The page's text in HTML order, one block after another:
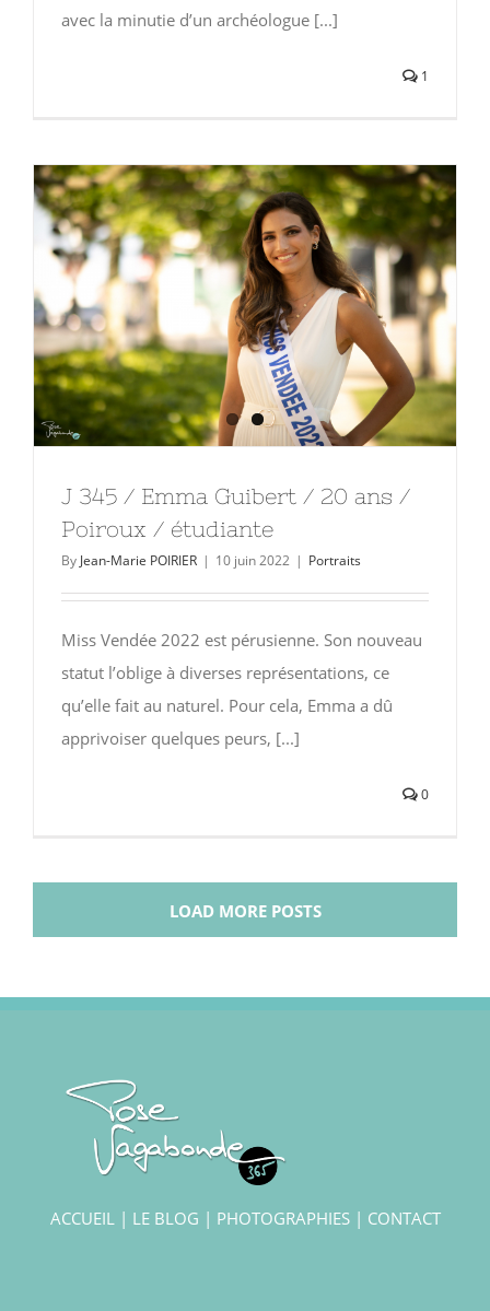
avec la minutie d’un archéologue [...]
1
J 345 / Emma Guibert / 20 ans /
Poiroux / étudiante
By Jean-Marie POIRIER | 10 juin 2022 | Portraits
Miss Vendée 2022 est pérusienne. Son nouveau
statut l’oblige à diverses représentations, ce
qu’elle fait au naturel. Pour cela, Emma a dû
apprivoiser quelques peurs, [...]
0
LOAD MORE POSTS
ACCUEIL| LE BLOG | PHOTOGRAPHIES| CONTACT